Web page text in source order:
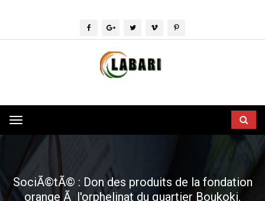
Toggle
navigation
SociÃ©tÃ© : Don des produits de la fondation
orange Ã l'orphelinat du quartier Boukoki.